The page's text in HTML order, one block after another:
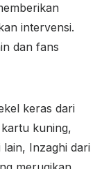
intervensi.
dan fans
keras dari
kuning,
lain, Inzaghi dari